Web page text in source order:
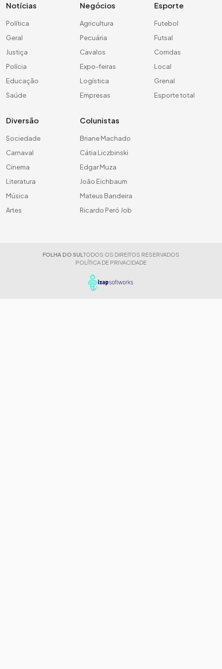
Notícias
Política
Geral
Justiça
Polícia
Educação
Saúde
Negócios
Agricultura
Pecuária
Cavalos
Expo-feiras
Logística
Empresas
Esporte
Futebol
Futsal
Corridas
Local
Grenal
Esporte total
Diversão
Sociedade
Carnaval
Cinema
Literatura
Música
Artes
Colunistas
Briane Machado
Cátia Liczbinski
Edgar Muza
João Eichbaum
Mateus Bandeira
Ricardo Peró Job
FOLHA DO SUL TODOS OS DIREITOS RESERVADOS
POLÍTICA DE PRIVACIDADE